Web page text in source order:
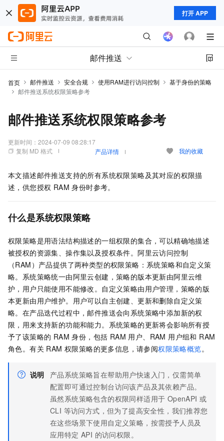
打开 APP
邮件推送
首页 邮件推送 安全合规 使用RAM进行访问控制
基于身份的策略
邮件推送系统权限策略参考
邮件推送系统权限策略参考
更新时间： 2024-07-09 08:28:17
复制 MD 格式
产品详情 我的收藏
本文描述邮件推送支持的所有系统权限策略及其对应的权限描
述，供您授权 RAM 身份时参考。
什么是系统权限策略
权限策略是用语法结构描述的一组权限的集合，可以精确地描述
被授权的资源集、操作集以及授权条件。阿里云访问控制
（RAM）产品提供了两种类型的权限策略：系统策略和自定义策
略。系统策略统一由阿里云创建，策略的版本更新由阿里云维
护，用户只能使用不能修改。自定义策略由用户管理，策略的版
本更新由用户维护。用户可以自主创建、更新和删除自定义策
略。在产品迭代过程中，邮件推送会向系统策略中添加新的权
限，用来支持新的功能和能力。系统策略的更新将会影响所有授
予了该策略的 RAM 身份，包括 RAM 用户、RAM 用户组和 RAM
角色。有关 RAM 权限策略的更多信息，请参阅权限策略概览。
说明
产品系统策略旨在帮助用户快速入门，仅需简单
配置即可通过控制台访问该产品及其依赖产品。
虽然系统策略包含的权限同样适用于 OpenAPI 或
CLI 等访问方式，但为了提高安全性，我们推荐您
在这些场景下使用自定义策略，按需授予人员及
应用特定 API 的访问权限。